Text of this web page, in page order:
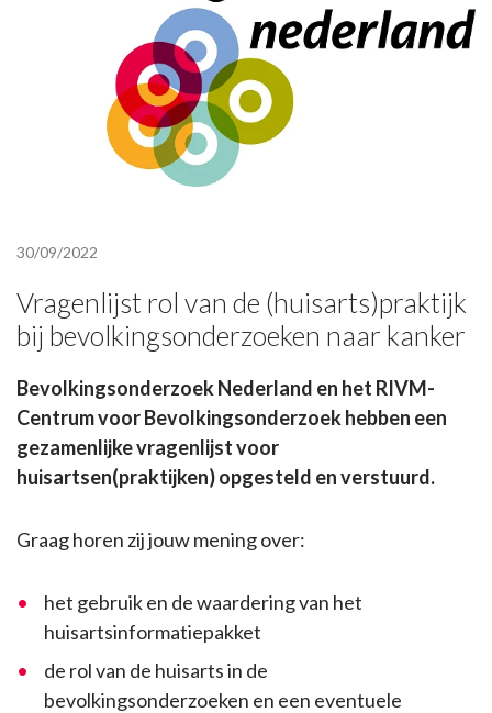
30/09/2022
Vragenlijst rol van de (huisarts)praktijk
bij bevolkingsonderzoeken naar kanker
Bevolkingsonderzoek Nederland en het RIVM-
Centrum voor Bevolkingsonderzoek hebben een
gezamenlijke vragenlijst voor
huisartsen(praktijken) opgesteld en verstuurd.
Graag horen zij jouw mening over:
het gebruik en de waardering van het
huisartsinformatiepakket
de rol van de huisarts in de
bevolkingsonderzoeken en een eventuele